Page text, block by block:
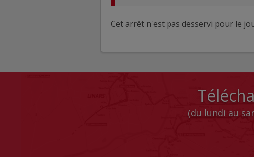
Cet arrêt n'est pas desservi pour le
(du lundi au